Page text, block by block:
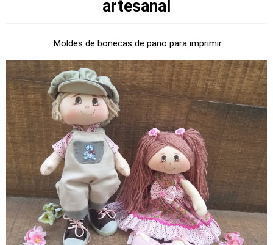
artesanal
Moldes de bonecas de pano para imprimir